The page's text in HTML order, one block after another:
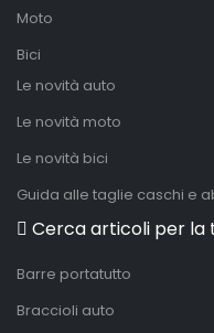
Moto
Bici
Le novità auto
Le novità moto
Le novità bici
Guida alle taglie caschi e
Cerca articoli per la
Barre portatutto
Braccioli auto